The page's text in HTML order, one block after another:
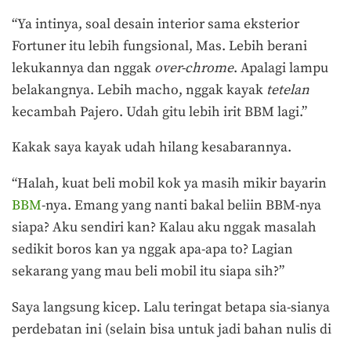
“Ya intinya, soal desain interior sama eksterior
Fortuner itu lebih fungsional, Mas. Lebih berani
lekukannya dan nggak over-chrome. Apalagi lampu
belakangnya. Lebih macho, nggak kayak tetelan
kecambah Pajero. Udah gitu lebih irit BBM lagi.”
Kakak saya kayak udah hilang kesabarannya.
“Halah, kuat beli mobil kok ya masih mikir bayarin
BBM-nya. Emang yang nanti bakal beliin BBM-nya
siapa? Aku sendiri kan? Kalau aku nggak masalah
sedikit boros kan ya nggak apa-apa to? Lagian
sekarang yang mau beli mobil itu siapa sih?”
Saya langsung kicep. Lalu teringat betapa sia-sianya
perdebatan ini (selain bisa untuk jadi bahan nulis di